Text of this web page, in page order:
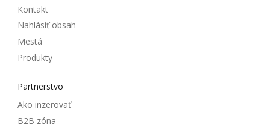
Kontakt
Nahlásiť obsah
Mestá
Produkty
Partnerstvo
Ako inzerovať
B2B zóna